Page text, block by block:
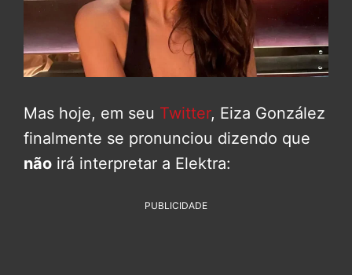
Mas hoje, em seu Twitter, Eiza González
finalmente se pronunciou dizendo que
não irá interpretar a Elektra:
PUBLICIDADE